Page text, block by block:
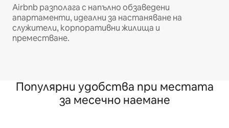
Airbnb разполага с напълно обзаведени
апартаменти, идеални за настаняване на
служители, корпоративни жилища и
преместване.
Популярни удобства при местата
за месечно наемане